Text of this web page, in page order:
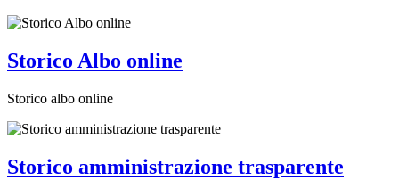
Storico Albo online
Storico albo online
Storico amministrazione trasparente